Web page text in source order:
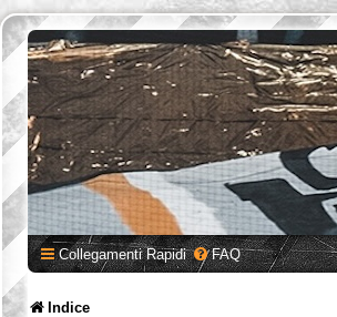
Collegamenti Rapidi FAQ
Indice